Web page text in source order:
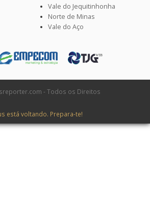
Vale do Jequitinhonha
Norte de Minas
Vale do Aço
- Todos os Direitos
está voltando. Prepara-te!